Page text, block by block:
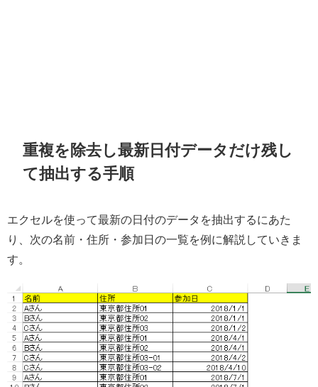
重複を除去し最新日付データだけ残し
て抽出する手順
エクセルを使って最新の日付のデータを抽出するにあた
り、次の名前・住所・参加日の一覧を例に解説していきま
す。